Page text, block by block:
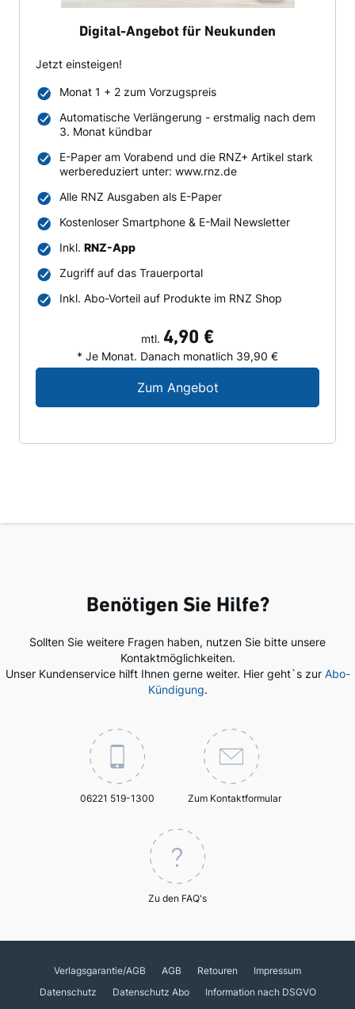
Digital-Angebot für Neukunden
Jetzt einsteigen!
Monat 1 + 2 zum Vorzugspreis
Automatische Verlängerung - erstmalig nach dem
3. Monat kündbar
E-Paper am Vorabend und die RNZ+ Artikel stark
werbereduziert unter: www.rnz.de
Alle RNZ Ausgaben als E-Paper
Kostenloser Smartphone & E-Mail Newsletter
Inkl. RNZ-App
Zugriff auf das Trauerportal
Inkl. Abo-Vorteil auf Produkte im RNZ Shop
mtl. 4,90 €
* Je Monat. Danach monatlich 39,90 €
Zum AngebotDigital-Angebot für
Benötigen Sie Hilfe?
Sollten Sie weitere Fragen haben, nutzen Sie bitte unsere
Kontaktmöglichkeiten.
Unser Kundenservice hilft Ihnen gerne weiter. Hier geht`s zur Abo-
Kündigung.
06221 519-1300 Zum Kontaktformular
Zu den FAQ's
Verlagsgarantie/AGB AGB Retouren
Impressum
Datenschutz
Datenschutz Abo
Information nach DSGVO